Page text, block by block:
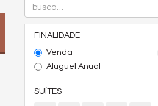
FINALIDADE
Venda
Aluguel Anual
SUÍTES